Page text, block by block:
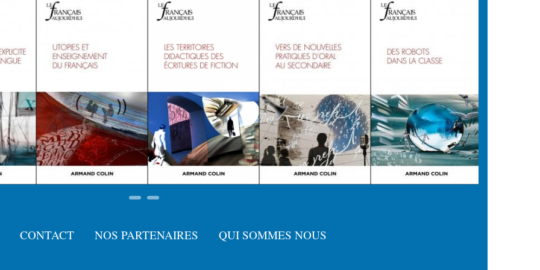
CONTACT NOS PARTENAIRES QUI SOMMES NOUS